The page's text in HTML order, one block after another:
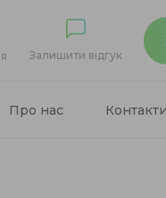
Залишити відгук
Про нас Контакти